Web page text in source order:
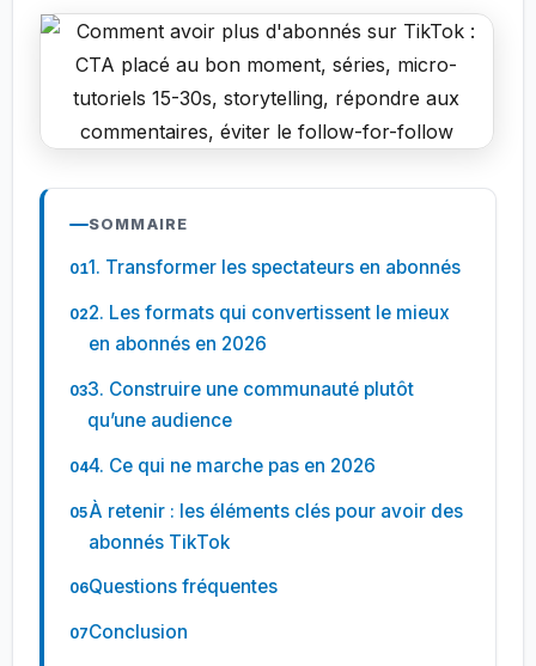
SOMMAIRE
1. Transformer les spectateurs en abonnés
2. Les formats qui convertissent le mieux
en abonnés en 2026
3. Construire une communauté plutôt
qu’une audience
4. Ce qui ne marche pas en 2026
À retenir : les éléments clés pour avoir des
abonnés TikTok
Questions fréquentes
Conclusion